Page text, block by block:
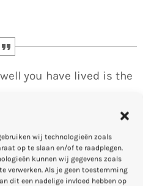
wij technologieën zoals
op te slaan en/of te raadplegen.
kunnen wij gegevens zoals
verwerken. Als je geen toestemming
dit een nadelige invloed hebben op
you have lived is the
on 11 December 1968 in